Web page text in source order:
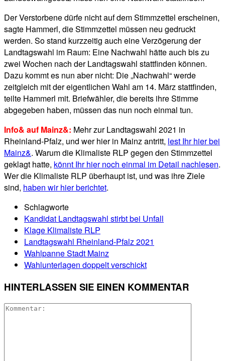
Der Verstorbene dürfe nicht auf dem Stimmzettel erscheinen,
sagte Hammerl, die Stimmzettel müssen neu gedruckt
werden. So stand kurzzeitig auch eine Verzögerung der
Landtagswahl im Raum: Eine Nachwahl hätte auch bis zu
zwei Wochen nach der Landtagswahl stattfinden können.
Dazu kommt es nun aber nicht: Die „Nachwahl“ werde
zeitgleich mit der eigentlichen Wahl am 14. März stattfinden,
teilte Hammerl mit. Briefwähler, die bereits ihre Stimme
abgegeben haben, müssen das nun noch einmal tun.
Info& auf Mainz&: Mehr zur Landtagswahl 2021 in
Rheinland-Pfalz, und wer hier in Mainz antritt, lest Ihr hier bei
Mainz&. Warum die Klimaliste RLP gegen den Stimmzettel
geklagt hatte, könnt Ihr hier noch einmal im Detail nachlesen.
Wer die Klimaliste RLP überhaupt ist, und was ihre Ziele
sind, haben wir hier berichtet.
Schlagworte
Kandidat Landtagswahl stirbt bei Unfall
Klage Klimaliste RLP
Landtagswahl Rheinland-Pfalz 2021
Wahlpanne Stadt Mainz
Wahlunterlagen doppelt verschickt
HINTERLASSEN SIE EINEN KOMMENTAR